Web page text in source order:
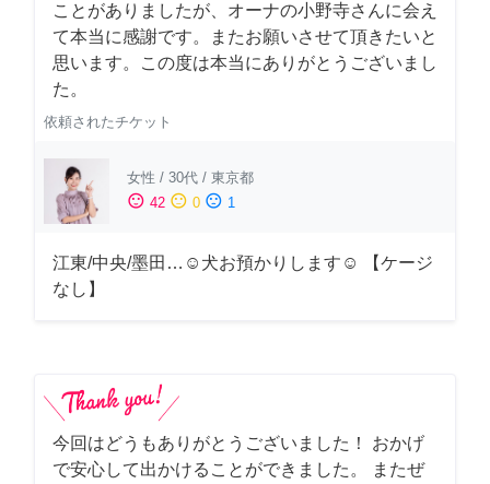
ことがありましたが、オーナの小野寺さんに会え
て本当に感謝です。またお願いさせて頂きたいと
思います。この度は本当にありがとうございまし
た。
依頼されたチケット
女性 / 30代 / 東京都
sentiment_satisfied 42 sentiment_neutral 0 sentiment_dissatisfied 1
江東/中央/墨田…☺︎犬お預かりします☺︎ 【ケージ
なし】
今回はどうもありがとうございました！ おかげ
で安心して出かけることができました。 またぜ